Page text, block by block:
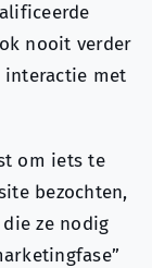
nooit verder
interactie met
om iets te
bezochten,
ze nodig